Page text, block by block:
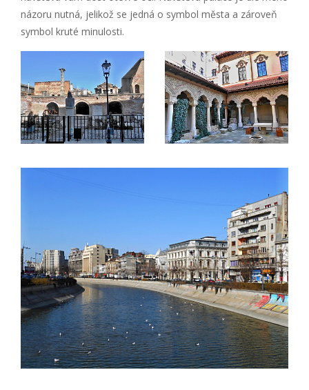
názoru nutná, jelikož se jedná o symbol města a zároveň
symbol kruté minulosti.